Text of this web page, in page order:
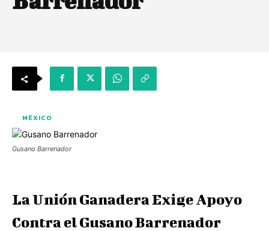
MÉXICO
Gusano Barrenador
La Unión Ganadera Exige Apoyo
Contra el Gusano Barrenador